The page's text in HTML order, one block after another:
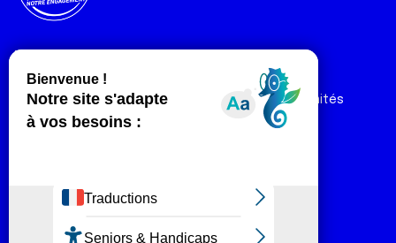
Liens utiles
Nos actualités
Nos publications
Contact
Espace Ligue & comités
Espace chercheur